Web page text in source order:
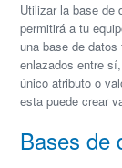
Utilizar la base de
permitirá a tu
una base de
enlazados entre
único atributo o
esta puede crear
Bases de